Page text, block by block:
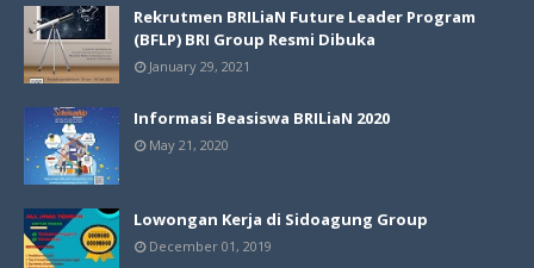
Rekrutmen BRILiaN Future Leader Program
(BFLP) BRI Group Resmi Dibuka
January 29, 2021
Informasi Beasiswa BRILiaN 2020
May 21, 2020
Lowongan Kerja di Sidoagung Group
December 01, 2019